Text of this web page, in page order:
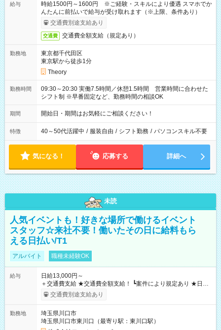
給与
時給1500円～1600円 ※ご経験・スキルにより優遇 スマホでか
んたんに前払いで給与が受け取れます（※上限、条件あり）
交通費別途支給あり
交通費 交通費全額支給（規定あり）
勤務地
東京都千代田区
東京駅から徒歩1分
Theory
勤務時間
09:30～20:30 実働7.5時間／休憩1.5時間 営業時間に合わせた
シフト制 ※早番固定など、勤務時間の相談OK
期間 開始日・期間はお気軽にご相談ください！
特徴 40～50代活躍中 / 服装自由 / シフト勤務 / パソコンスキル不要
気になる！ 応募する 詳細へ
未読
人気イベントも！好きな場所で働けるイベント
スタッフ☆来社不要！働いたその日に給料もら
える日払い/T1
アルバイト 職種未経験OK
給与
日給13,000円～
＋交通費支給 ★交通費全額支給！ ┗案件により規定あり ★日払
いOK！（規定あり） ┗働いたその日に現金GET♪ お仕事後はコ
ンビニATMから 日払い分を引き落とせます！ 【試用期間】試
交通費別途支給あり
勤務地
埼玉県川口市
埼玉県川口市東川口（最寄り駅：東川口駅）